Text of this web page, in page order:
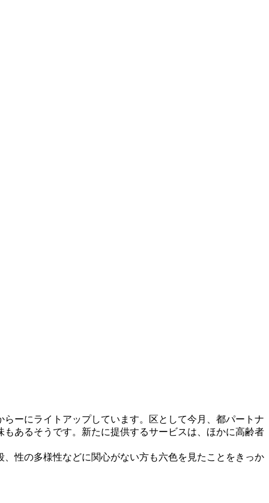
ーにライトアップしています。区として今月、都パートナ
あるそうです。新たに提供するサービスは、ほかに高齢者
性の多様性などに関心がない方も六色を見たことをきっか